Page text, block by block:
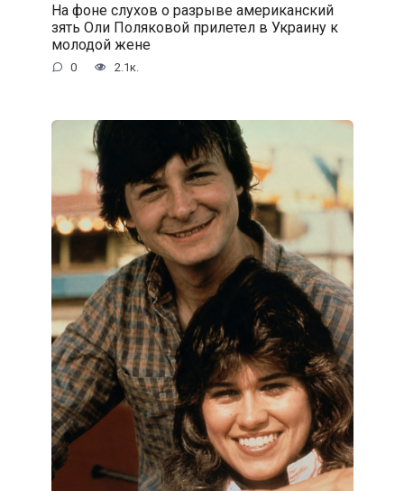
На фоне слухов о разрыве американский
зять Оли Поляковой прилетел в Украину к
молодой жене
0 2.1к.